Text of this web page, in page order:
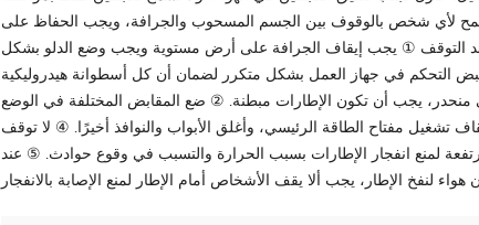
لأي شخص بالوقوف بين الجسم المسحوب والجرافة، ويجب الحفاظ على
السلامة. 4. احتياطات السلامة عند التوقف ① يجب إيقاف الجرافة على أرض مستوية ويجب وضع الدلو بشكل
في جهاز العمل بشكل متكرر لضمان أن كل أسطوانة هيدروليكية
منحدر، يجب أن تكون الإطارات مبطنة. ② ضع المقابض المختلفة في الوضع
تشغيل مفتاح الطاقة الرئيسي، وأغلق الأبواب والنوافذ أخيرًا. ④ لا توقف
لمنع انفجار الإطارات بسبب الحرارة والتسبب في وقوع حوادث. ⑤ عند